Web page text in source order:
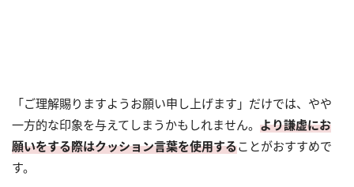
「ご理解賜りますようお願い申し上げます」だけでは、やや
一方的な印象を与えてしまうかもしれません。 より謙虚にお
願いをする際はクッション言葉を使用することがおすすめで
す。